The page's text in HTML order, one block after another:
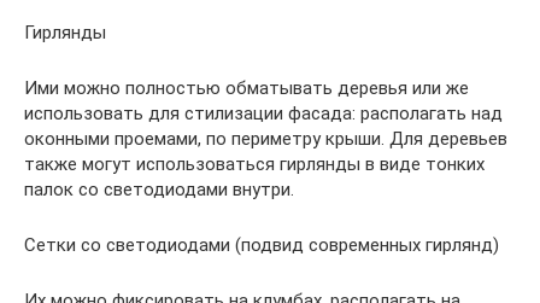
Гирлянды
Ими можно полностью обматывать деревья или же
использовать для стилизации фасада: располагать над
оконными проемами, по периметру крыши. Для деревьев
также могут использоваться гирлянды в виде тонких
палок со светодиодами внутри.
Сетки со светодиодами (подвид современных гирлянд)